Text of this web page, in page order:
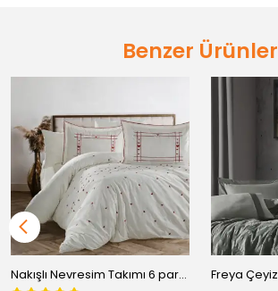
Benzer Ürünler
Nakışlı Nevresim Takımı 6 parça - Çift Kişilik